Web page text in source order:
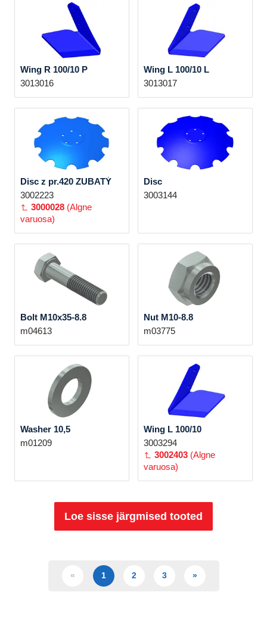
Wing R 100/10 P
3013016
Wing L 100/10 L
3013017
Disc z pr.420 ZUBATÝ
3002223
3000028 (Algne
varuosa)
Disc
3003144
Bolt M10x35-8.8
m04613
Nut M10-8.8
m03775
Washer 10,5
m01209
Wing L 100/10
3003294
3002403 (Algne
varuosa)
Loe sisse järgmised tooted
« 1 2 3 »